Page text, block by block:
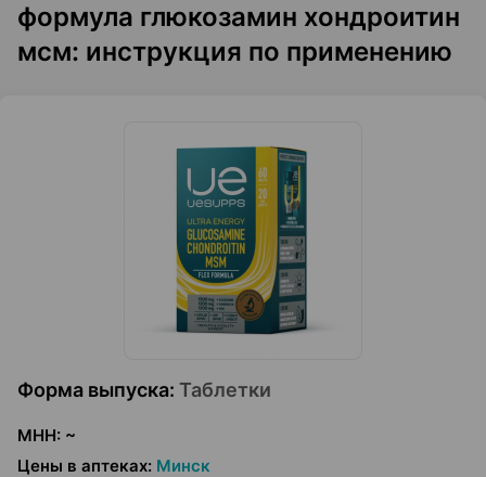
формула глюкозамин хондроитин
мсм: инструкция по применению
Форма выпуска: Таблетки
МНН: ~
Цены в аптеках: Минск